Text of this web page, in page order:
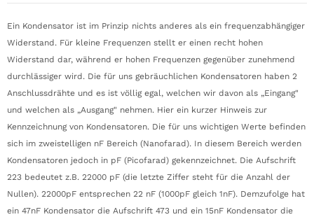
Ein Kondensator ist im Prinzip nichts anderes als ein frequenzabhängiger
Widerstand. Für kleine Frequenzen stellt er einen recht hohen
Widerstand dar, während er hohen Frequenzen gegenüber zunehmend
durchlässiger wird. Die für uns gebräuchlichen Kondensatoren haben 2
Anschlussdrähte und es ist völlig egal, welchen wir davon als „Eingang"
und welchen als „Ausgang" nehmen. Hier ein kurzer Hinweis zur
Kennzeichnung von Kondensatoren. Die für uns wichtigen Werte befinden
sich im zweistelligen nF Bereich (Nanofarad). In diesem Bereich werden
Kondensatoren jedoch in pF (Picofarad) gekennzeichnet. Die Aufschrift
223 bedeutet z.B. 22000 pF (die letzte Ziffer steht für die Anzahl der
Nullen). 22000pF entsprechen 22 nF (1000pF gleich 1nF). Demzufolge hat
ein 47nF Kondensator die Aufschrift 473 und ein 15nF Kondensator die